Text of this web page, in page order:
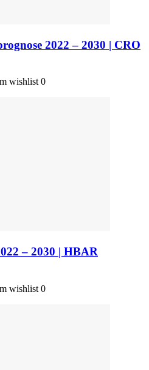
2022 – 2030 | CRO
wishlist 0
– 2030 | HBAR
wishlist 0